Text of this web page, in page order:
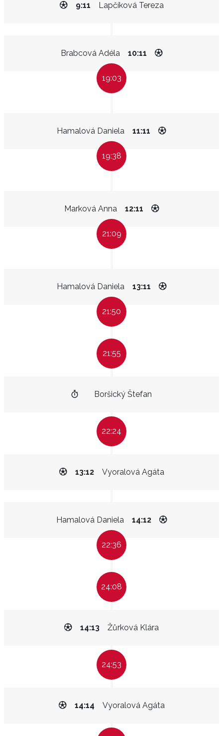
Lapčíková Tereza
9:11
Brabcová Adéla 10:11
19:03
Hamalová Daniela 11:11
19:38
Marková Anna 12:11
21:09
Hamalová Daniela 13:11
21:50
21:55
Boršický Štefan
22:24
Vyoralová Agáta
13:12
Hamalová Daniela 14:12
22:36
24:08
Žůrková Klára
14:13
24:53
Vyoralová Agáta
14:14